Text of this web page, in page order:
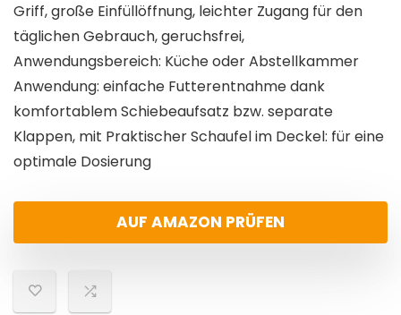
Griff, große Einfüllöffnung, leichter Zugang für den
täglichen Gebrauch, geruchsfrei,
Anwendungsbereich: Küche oder Abstellkammer
Anwendung: einfache Futterentnahme dank
komfortablem Schiebeaufsatz bzw. separate
Klappen, mit Praktischer Schaufel im Deckel: für eine
optimale Dosierung
AUF AMAZON PRÜFEN